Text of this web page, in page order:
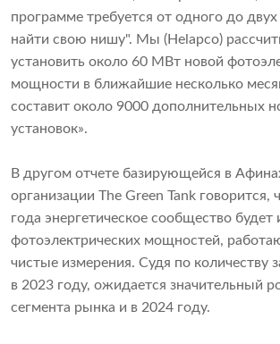
программе требуется от одного до
найти свою нишу". Мы (Helapco)
установить около 60 МВт новой
мощности в ближайшие несколько
составит около 9000 дополнительных
установок».
В другом отчете базирующейся в
организации The Green Tank говорится,
года энергетическое сообщество
фотоэлектрических мощностей,
чистые измерения. Судя по количеству
в 2023 году, ожидается значительный
сегмента рынка и в 2024 году.